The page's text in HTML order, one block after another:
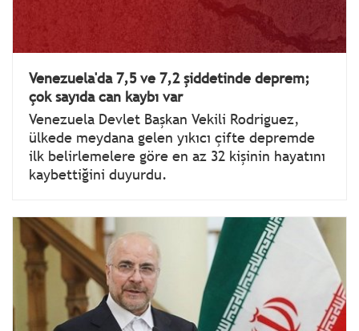
Venezuela'da 7,5 ve 7,2 şiddetinde deprem;
çok sayıda can kaybı var
Venezuela Devlet Başkan Vekili Rodriguez,
ülkede meydana gelen yıkıcı çifte depremde
ilk belirlemelere göre en az 32 kişinin hayatını
kaybettiğini duyurdu.